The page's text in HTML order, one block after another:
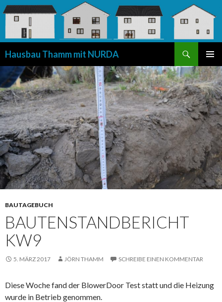
Hausbau Thamm mit NURDA
MENÜ
ZUM
INHALT
BAUTAGEBUCH
BAUTENSTANDBERICHT
KW9
5. MÄRZ 2017 JÖRN THAMM SCHREIBE EINEN KOMMENTAR
Diese Woche fand der BlowerDoor Test statt und die Heizung
wurde in Betrieb genommen.